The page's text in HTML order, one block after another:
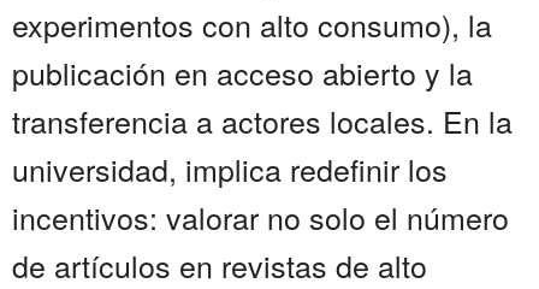
experimentos con alto consumo), la
publicación en acceso abierto y la
transferencia a actores locales. En la
universidad, implica redefinir los
incentivos: valorar no solo el número
de artículos en revistas de alto